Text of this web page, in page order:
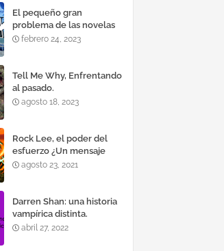
El pequeño gran
problema de las novelas
visuales.
febrero 24, 2023
Tell Me Why, Enfrentando
al pasado.
agosto 18, 2023
Rock Lee, el poder del
esfuerzo ¿Un mensaje
toxico?.
agosto 23, 2021
Darren Shan: una historia
vampírica distinta.
abril 27, 2022